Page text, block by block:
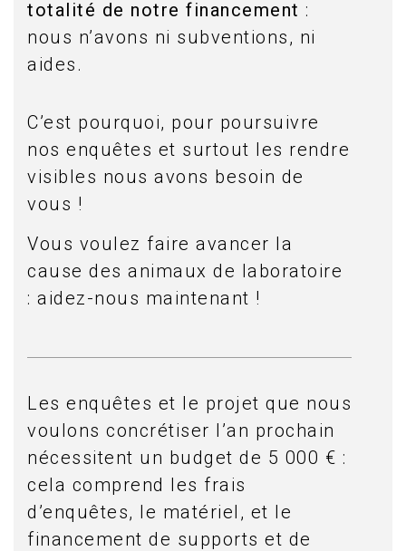
totalité de notre financement :
nous n’avons ni subventions, ni
aides.
C’est pourquoi, pour poursuivre
nos enquêtes et surtout les rendre
visibles nous avons besoin de
vous !
Vous voulez faire avancer la
cause des animaux de laboratoire
: aidez-nous maintenant !
Les enquêtes et le projet que nous
voulons concrétiser l’an prochain
nécessitent un budget de 5 000 € :
cela comprend les frais
d’enquêtes, le matériel, et le
financement de supports et de